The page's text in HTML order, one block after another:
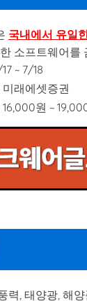
국내에서 유일
소프트웨어를
~ 7/18
래에셋증권
원 ~
력, 태양광, 해